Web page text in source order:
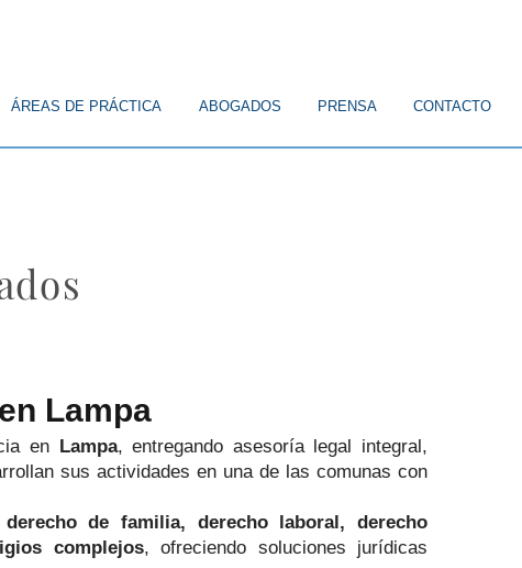
ÁREAS DE PRÁCTICA ABOGADOS PRENSA CONTACTO
Lampa
en Lampa, entregando asesoría legal integral,
sus actividades en una de las comunas con
de familia, derecho laboral, derecho
complejos, ofreciendo soluciones jurídicas